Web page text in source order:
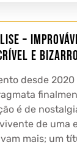
–
e Bizarro
desde
é de
de uma
mais; um